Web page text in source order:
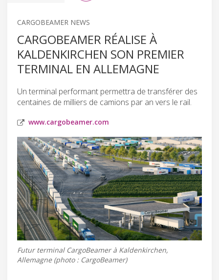
CARGOBEAMER NEWS
CARGOBEAMER RÉALISE À
KALDENKIRCHEN SON PREMIER
TERMINAL EN ALLEMAGNE
Un terminal performant permettra de transférer des
centaines de milliers de camions par an vers le rail.
www.cargobeamer.com
Futur terminal CargoBeamer à Kaldenkirchen,
Allemagne (photo : CargoBeamer)